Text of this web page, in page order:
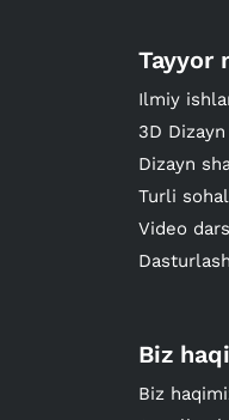
Tayyor
Ilmiy
3D
Dizayn
Turli
Video
Biz
Biz